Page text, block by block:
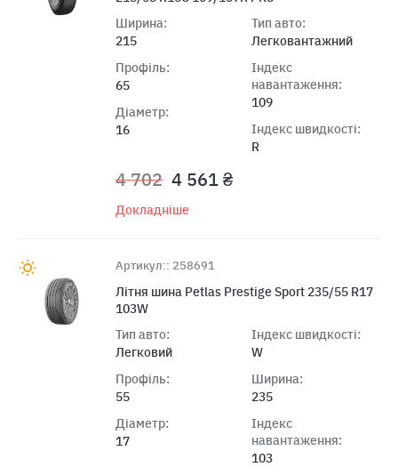
Ширина:
215
Профіль:
65
Діаметр:
16
Тип авто:
Легковантажний
Індекс
навантаження:
109
Індекс швидкості:
R
4 702 4 561 ₴
Докладніше
Артикул:: 258691
Лiтня шина Petlas Prestige Sport 235/55 R17
103W
Тип авто:
Легковий
Профіль:
55
Діаметр:
17
Індекс швидкості:
W
Ширина:
235
Індекс
навантаження:
103